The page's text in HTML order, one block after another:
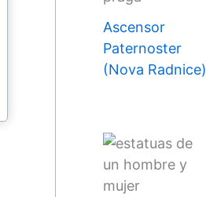
Ascensor
Paternoster
(Nova Radnice)